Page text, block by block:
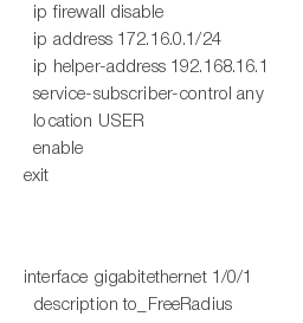
ip firewall disable
ip address 172.16.0.1/24
ip helper-address 192.168.16.1
service-subscriber-control any
location USER
enable
exit
interface gigabitethernet 1/0/1
description to_FreeRadius